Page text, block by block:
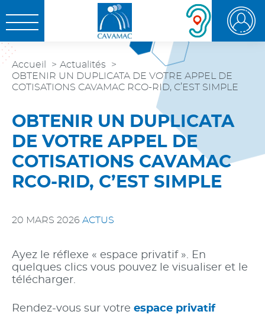
contenu
Aller au
menu
Aller à la
recherche
OUVRIR LE MENU
Accueil
Actualités
OBTENIR UN DUPLICATA DE VOTRE APPEL DE
COTISATIONS CAVAMAC RCO-RID, C’EST SIMPLE
OBTENIR UN DUPLICATA
DE VOTRE APPEL DE
COTISATIONS CAVAMAC
RCO-RID, C’EST SIMPLE
20 MARS 2026 ACTUS
Ayez le réflexe « espace privatif ». En
quelques clics vous pouvez le visualiser et le
télécharger.
Rendez-vous sur votre espace privatif